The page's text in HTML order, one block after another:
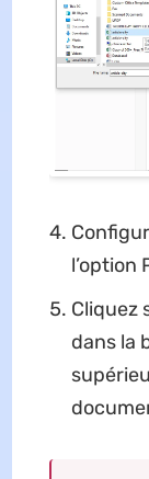
l’option
Cliquez
dans la